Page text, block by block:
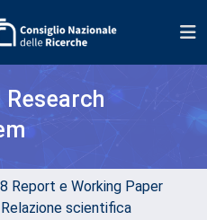
Report e Working Paper
scientifica